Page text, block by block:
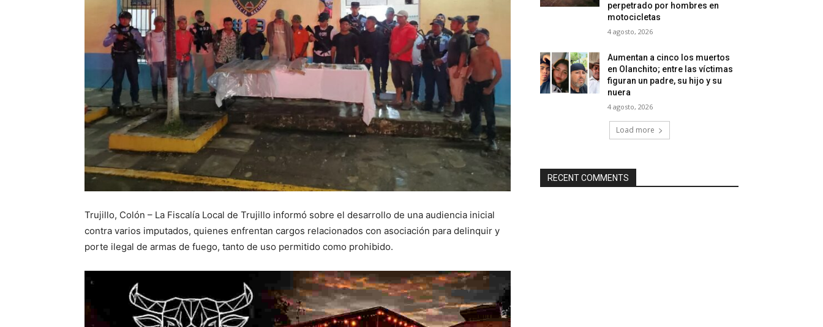
Trujillo, Colón – La Fiscalía Local de Trujillo informó sobre el desarrollo de una audiencia inicial
contra varios imputados, quienes enfrentan cargos relacionados con asociación para delinquir y
porte ilegal de armas de fuego, tanto de uso permitido como prohibido.
perpetrado por hombres en
motocicletas
4 agosto, 2026
Aumentan a cinco los muertos
en Olanchito; entre las víctimas
figuran un padre, su hijo y su
nuera
4 agosto, 2026
Load more
RECENT COMMENTS